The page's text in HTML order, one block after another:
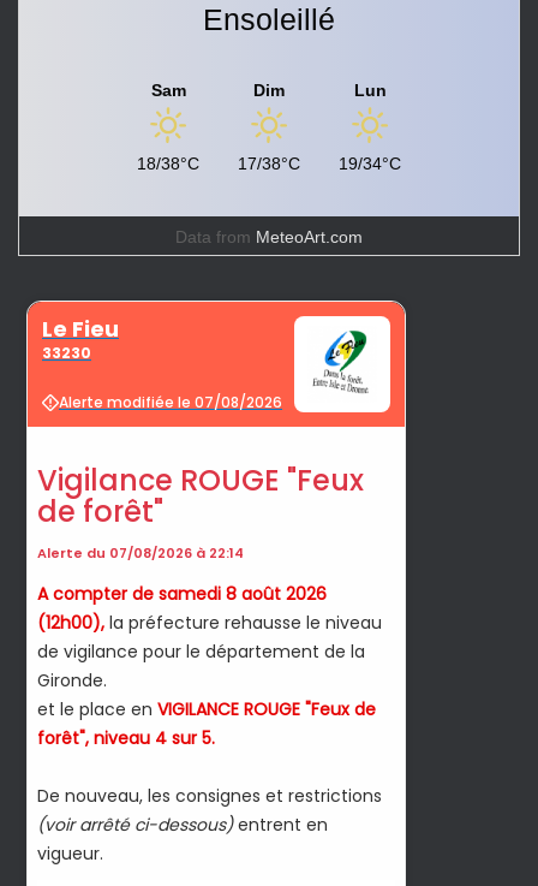
Ensoleillé
Sam
18/38°C
Dim
17/38°C
Lun
19/34°C
Data from MeteoArt.com